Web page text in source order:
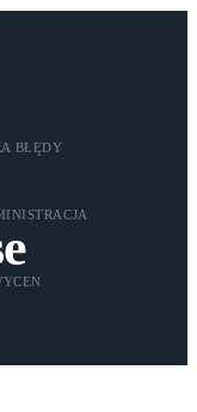
BŁĘDY